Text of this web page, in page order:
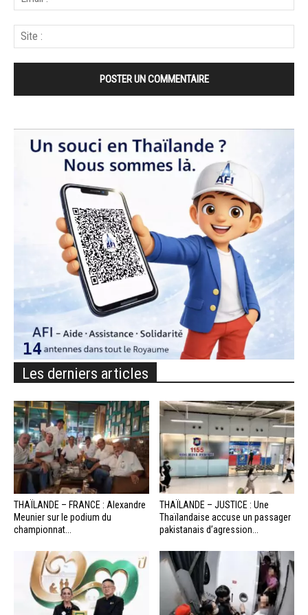
Les derniers articles
THAÏLANDE – FRANCE : Alexandre
Meunier sur le podium du
championnat...
THAÏLANDE – JUSTICE : Une
Thaïlandaise accuse un passager
pakistanais d’agression...